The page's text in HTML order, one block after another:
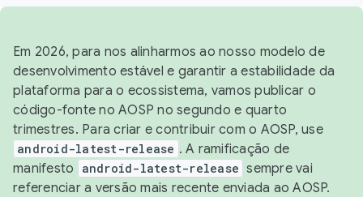
Em 2026, para nos alinharmos ao nosso modelo de
desenvolvimento estável e garantir a estabilidade da
plataforma para o ecossistema, vamos publicar o
código-fonte no AOSP no segundo e quarto
trimestres. Para criar e contribuir com o AOSP, use
android-latest-release . A ramificação de
manifesto
android-latest-release sempre vai
referenciar a versão mais recente enviada ao AOSP.